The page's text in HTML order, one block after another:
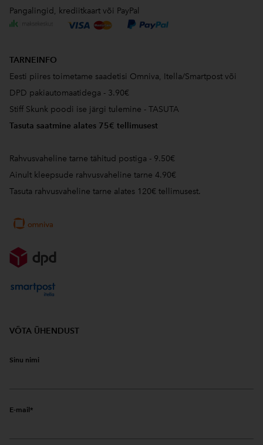
Pangalingid, krediitkaart või PayPal
TARNEINFO
Eesti piires toimetame saadetisi Omniva, Itella/Smartpost või
DPD pakiautomaatidega - 3.90€
Stiff Skunk poodi ise järgi tulemine - TASUTA
Tasuta saatmine alates 75€ tellimusest
Rahvusvaheline tarne tähitud postiga - 9.50€
Ainult kleepsude rahvusvaheline tarne 4.90€
Tasuta rahvusvaheline tarne alates 120€ tellimusest.
VÕTA ÜHENDUST
Sinu nimi
E-mail